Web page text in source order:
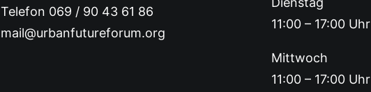
Telefon 069 / 90 43 61 86
mail@urbanfutureforum.org
11:00 – 17:00 Uhr
Mittwoch
11:00 – 17:00 Uhr